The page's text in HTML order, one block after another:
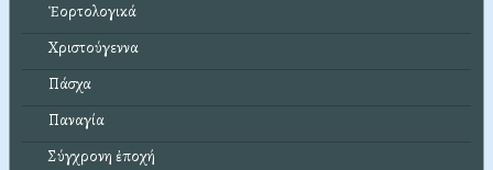
Ἑορτολογικά
Χριστούγεννα
Πάσχα
Παναγία
Σύγχρονη ἐποχή